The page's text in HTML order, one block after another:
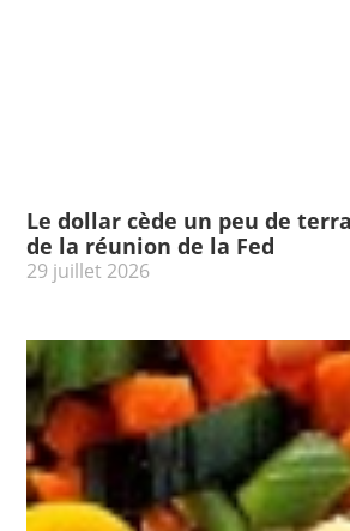
Le dollar cède un peu de
de la réunion de la Fed
29 juillet 2026